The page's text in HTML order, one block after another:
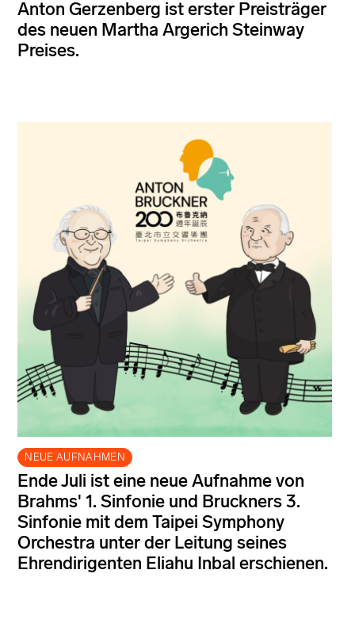
Anton Gerzenberg ist erster Preisträger
des neuen Martha Argerich Steinway
Preises.
NEUE AUFNAHMEN
Ende Juli ist eine neue Aufnahme von
Brahms' 1. Sinfonie und Bruckners 3.
Sinfonie mit dem Taipei Symphony
Orchestra unter der Leitung seines
Ehrendirigenten Eliahu Inbal erschienen.